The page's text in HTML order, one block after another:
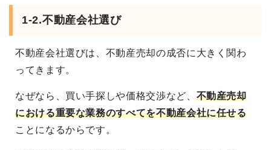
1-2.不動産会社選び
不動産会社選びは、不動産売却の成否に大きく関わ
ってきます。
なぜなら、買い手探しや価格交渉など、 不動産売却
における重要な業務のすべてを不動産会社に任せる
ことになるからです。